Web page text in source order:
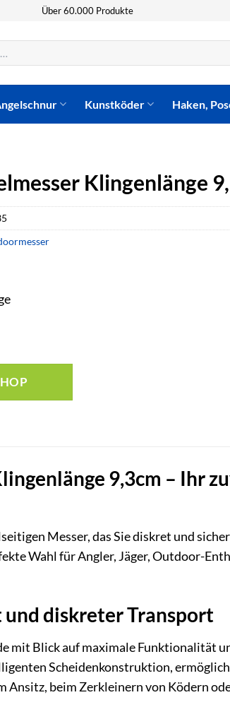
Über 60.000 Produkte
Kunstköder Haken,
Klingenlänge
€.
9,3cm – Ihr
Messer, das Sie diskret und
Wahl für Angler, Jäger, Outdoor-
diskreter Transport
mit Blick auf maximale Funktionalität
Scheidenkonstruktion,
Ansitz, beim Zerkleinern von Ködern